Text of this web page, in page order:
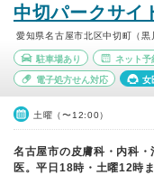
中切パークサイ
愛知県名古屋市北区中切町（黒
駐車場あり ネット予
電子処方せん対応 女
土曜（〜12:00）
名古屋市の皮膚科・内科
医。平日18時・土曜12時